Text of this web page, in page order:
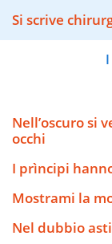
Si scrive
Nell’oscuro si
occhi
I prìncipi
Mostrami la
Nel dubbio